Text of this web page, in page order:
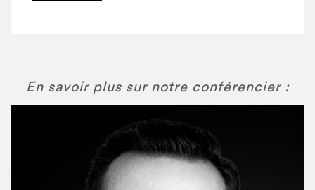
En savoir plus sur notre conférencier :